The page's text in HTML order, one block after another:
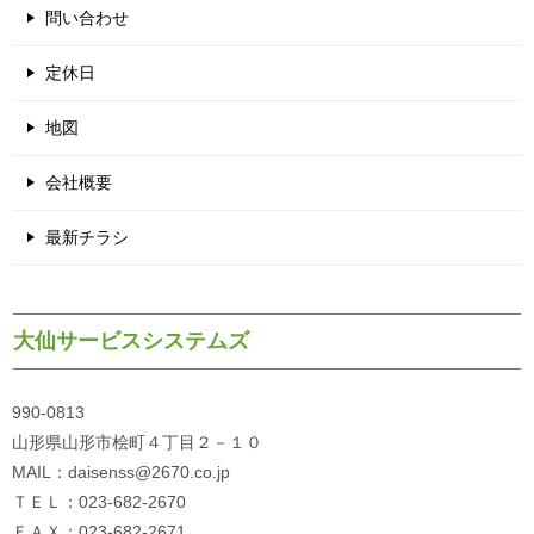
問い合わせ
定休日
地図
会社概要
最新チラシ
大仙サービスシステムズ
990-0813
山形県山形市桧町４丁目２－１０
MAIL：daisenss@2670.co.jp
ＴＥＬ：023-682-2670